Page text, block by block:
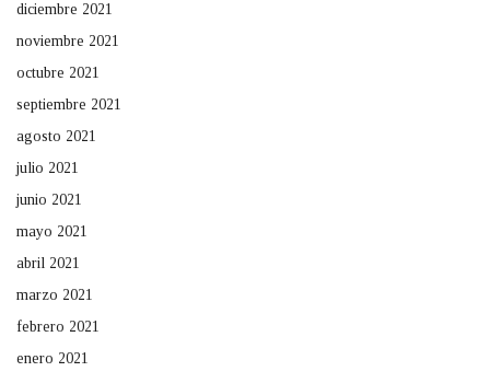
diciembre 2021
noviembre 2021
octubre 2021
septiembre 2021
agosto 2021
julio 2021
junio 2021
mayo 2021
abril 2021
marzo 2021
febrero 2021
enero 2021